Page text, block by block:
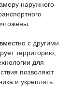
наружного
с другими
территорию,
для
позволяют
и укреплять